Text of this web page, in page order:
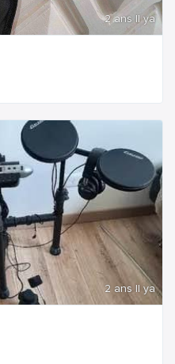
2 ans Il ya
2 ans Il ya